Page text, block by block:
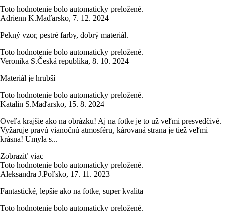
Toto hodnotenie bolo automaticky preložené.
Adrienn K.Maďarsko, 7. 12. 2024
Pekný vzor, pestré farby, dobrý materiál.
Toto hodnotenie bolo automaticky preložené.
Veronika S.Česká republika, 8. 10. 2024
Materiál je hrubší
Toto hodnotenie bolo automaticky preložené.
Katalin S.Maďarsko, 15. 8. 2024
Oveľa krajšie ako na obrázku! Aj na fotke je to už veľmi presvedčivé.
Vyžaruje pravú vianočnú atmosféru, károvaná strana je tiež veľmi
krásna! Umyla s...
Zobraziť viac
Toto hodnotenie bolo automaticky preložené.
Aleksandra J.Poľsko, 17. 11. 2023
Fantastické, lepšie ako na fotke, super kvalita
Toto hodnotenie bolo automaticky preložené.